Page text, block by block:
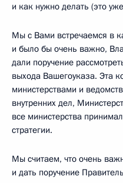
и как нужно делать (это
Мы с Вами встречаемся в
и было бы очень важно,
дали поручение
выхода Вашегоуказа. Эта
министерствами и
внутренних дел,
все министерства
стратегии.
Мы считаем, что очень
и дать поручение